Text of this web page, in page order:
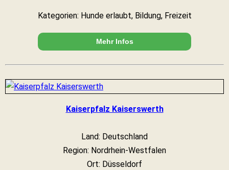
Kategorien: Hunde erlaubt, Bildung, Freizeit
Mehr Infos
Kaiserpfalz Kaiserswerth
Land: Deutschland
Region: Nordrhein-Westfalen
Ort: Düsseldorf